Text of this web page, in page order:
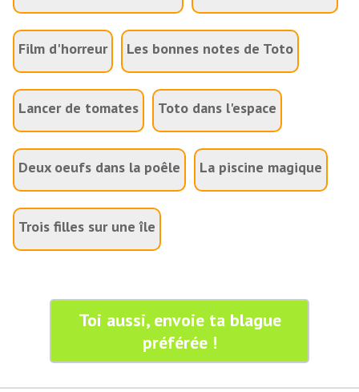
Film d'horreur Les bonnes notes de Toto
Lancer de tomates Toto dans l'espace
Deux oeufs dans la poêle La piscine magique
Trois filles sur une île
Toi aussi, envoie ta blague
préférée !